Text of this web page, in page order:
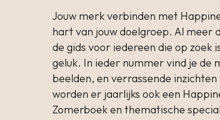
Jouw merk verbinden met
hart van jouw doelgroep. Al meer
de gids voor iedereen die op zoek
geluk. In ieder nummer vind je de
beelden, en verrassende
worden er jaarlijks ook een
Zomerboek en thematische